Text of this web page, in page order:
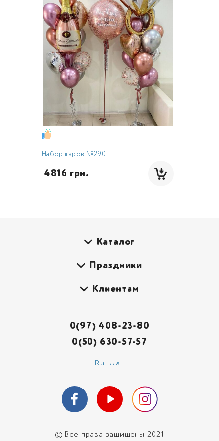
Набор шаров №290
4816 грн.
©Все права защищены 2021
Каталог
Праздники
Клиентам
0(97) 408-23-80
0(50) 630-57-57
Ru Ua